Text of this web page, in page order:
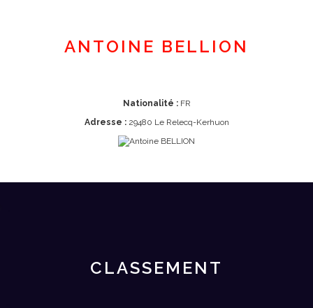
ANTOINE BELLION
Nationalité :FR
Adresse :29480 Le Relecq-Kerhuon
CLASSEMENT